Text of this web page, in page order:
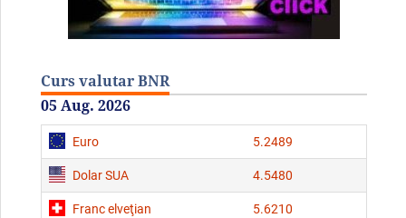
Curs valutar BNR
05 Aug. 2026
Euro 5.2489
Dolar SUA 4.5480
Franc elveţian 5.6210